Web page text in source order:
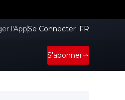
l'AppSe Connecter FR
S'abonner